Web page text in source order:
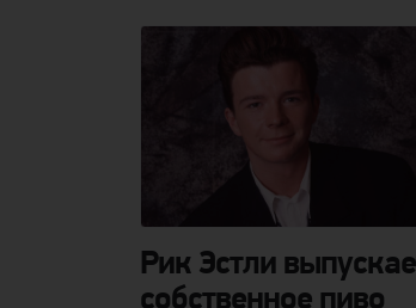
Рик Эстли
собственное пиво